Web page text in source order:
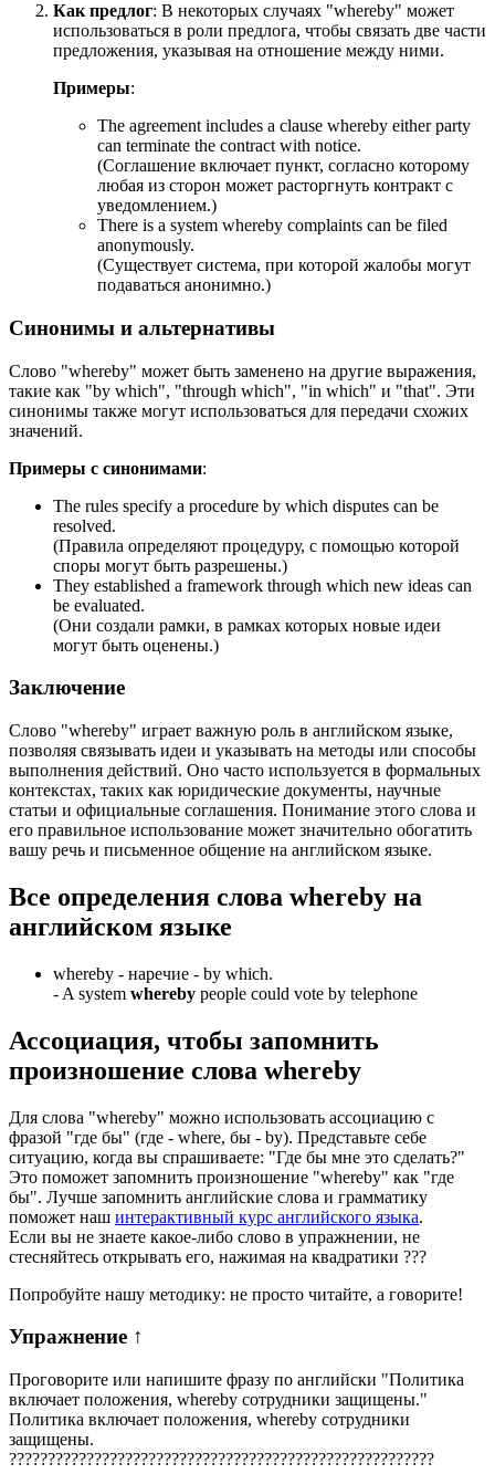
Как предлог: В некоторых случаях "whereby" может
использоваться в роли предлога, чтобы связать две части
предложения, указывая на отношение между ними.
Примеры:
The agreement includes a clause whereby either party
can terminate the contract with notice.
(Соглашение включает пункт, согласно которому
любая из сторон может расторгнуть контракт с
уведомлением.)
There is a system whereby complaints can be filed
anonymously.
(Существует система, при которой жалобы могут
подаваться анонимно.)
Синонимы и альтернативы
Слово "whereby" может быть заменено на другие выражения,
такие как "by which", "through which", "in which" и "that". Эти
синонимы также могут использоваться для передачи схожих
значений.
Примеры с синонимами:
The rules specify a procedure by which disputes can be
resolved.
(Правила определяют процедуру, с помощью которой
споры могут быть разрешены.)
They established a framework through which new ideas can
be evaluated.
(Они создали рамки, в рамках которых новые идеи
могут быть оценены.)
Заключение
Слово "whereby" играет важную роль в английском языке,
позволяя связывать идеи и указывать на методы или способы
выполнения действий. Оно часто используется в формальных
контекстах, таких как юридические документы, научные
статьи и официальные соглашения. Понимание этого слова и
его правильное использование может значительно обогатить
вашу речь и письменное общение на английском языке.
Все определения слова whereby на
английском языке
whereby - наречие - by which.
- A system whereby people could vote by telephone
Ассоциация, чтобы запомнить
произношение слова whereby
Для слова "whereby" можно использовать ассоциацию с
фразой "где бы" (где - where, бы - by). Представьте себе
ситуацию, когда вы спрашиваете: "Где бы мне это сделать?"
Это поможет запомнить произношение "whereby" как "где
бы". Лучше запомнить английские слова и грамматику
поможет наш интерактивный курс английского языка.
Если вы не знаете какое-либо слово в упражнении, не
стесняйтесь открывать его, нажимая на квадратики ???
Попробуйте нашу методику: не просто читайте, а говорите!
Упражнение ↑
Проговорите или напишите фразу по английски "Политика
включает положения, whereby сотрудники защищены."
Политика включает положения, whereby сотрудники
защищены.
???????????????????????????????????????????????????????